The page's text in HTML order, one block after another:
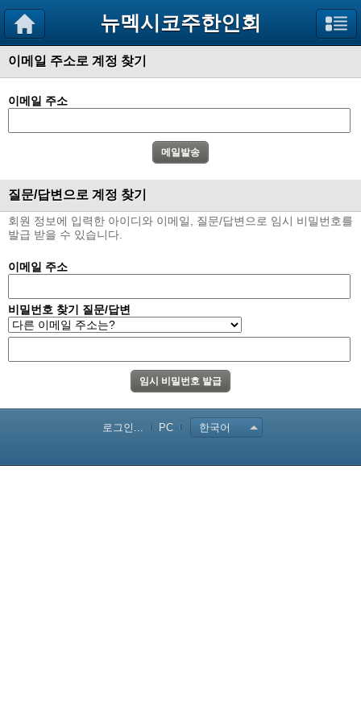
뉴멕시코주한인회
이메일 주소로 계정 찾기
이메일 주소
질문/답변으로 계정 찾기
회원 정보에 입력한 아이디와 이메일, 질문/답변으로 임시 비밀번호를
발급 받을 수 있습니다.
이메일 주소
비밀번호 찾기 질문/답변
로그인... PC 한국어